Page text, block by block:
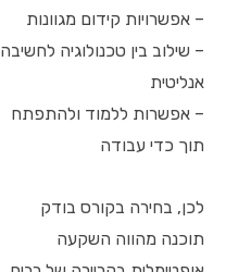
– אפשרויות קידום מגוונות
– שילוב בין טכנולוגיה לחשיבה
אנליטית
– אפשרות ללמוד ולהתפתח
תוך כדי עבודה
לכן, בחירה בקורס בודק
תוכנה מהווה השקעה